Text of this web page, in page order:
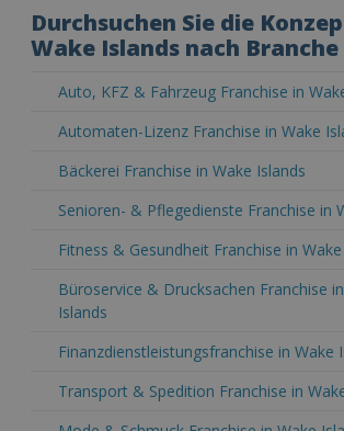
Durchsuchen Sie die
Wake Islands nach Branche
Auto, KFZ & Fahrzeug Franchise in
Automaten-Lizenz Franchise in Wake
Bäckerei Franchise in Wake Islands
Senioren- & Pflegedienste Franchise in
Fitness & Gesundheit Franchise in
Büroservice & Drucksachen Franchise
Islands
Finanzdienstleistungsfranchise in Wake
Transport & Spedition Franchise in